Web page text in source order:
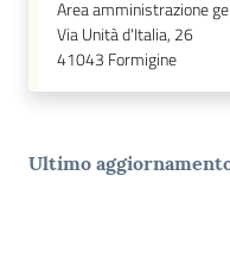
Area amministrazione
Via Unità d'Italia, 26
41043 Formigine
Ultimo